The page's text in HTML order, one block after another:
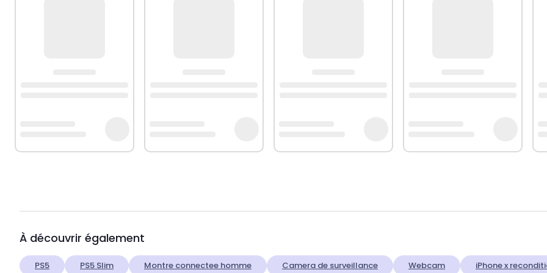
À découvrir également
PS5 PS5 Slim Montre connectee homme Camera de surveillance Webcam iPhone x